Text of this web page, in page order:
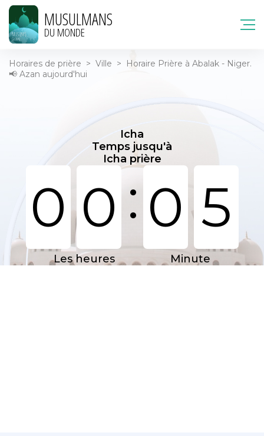
MUSULMANS
DU MONDE
Horaires de prière > Ville >
Horaire Prière à Abalak - Niger.
📢 Azan aujourd'hui
Icha
Temps jusqu'à
Icha prière
0 0: 0 5
Les heures Minute